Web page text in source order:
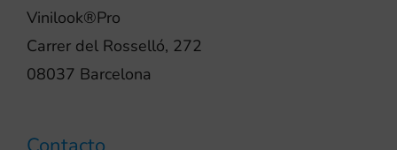
Vinilook®Pro
Carrer del Rosselló, 272
08037 Barcelona